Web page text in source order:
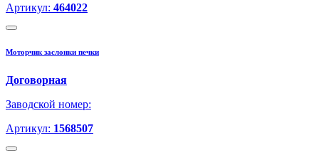
Артикул: 464022
Моторчик заслонки печки
Договорная
Заводской номер:
Артикул: 1568507